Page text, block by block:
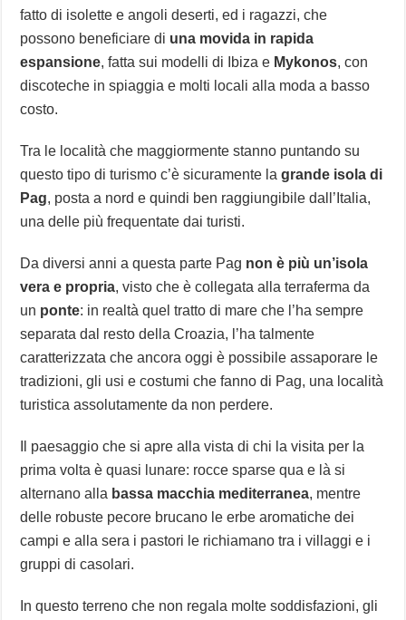
fatto di isolette e angoli deserti, ed i ragazzi, che
possono beneficiare di una movida in rapida
espansione, fatta sui modelli di Ibiza e Mykonos, con
discoteche in spiaggia e molti locali alla moda a basso
costo.
Tra le località che maggiormente stanno puntando su
questo tipo di turismo c’è sicuramente lagrande isola di
Pag, posta a nord e quindi ben raggiungibile dall’Italia,
una delle più frequentate dai turisti.
Da diversi anni a questa parte Pag non è più un’isola
vera e propria, visto che è collegata alla terraferma da
un ponte: in realtà quel tratto di mare che l’ha sempre
separata dal resto della Croazia, l’ha talmente
caratterizzata che ancora oggi è possibile assaporare le
tradizioni, gli usi e costumi che fanno di Pag, una località
turistica assolutamente da non perdere.
Il paesaggio che si apre alla vista di chi la visita per la
prima volta è quasi lunare: rocce sparse qua e là si
alternano alla bassa macchia mediterranea, mentre
delle robuste pecore brucano le erbe aromatiche dei
campi e alla sera i pastori le richiamano tra i villaggi e i
gruppi di casolari.
In questo terreno che non regala molte soddisfazioni, gli